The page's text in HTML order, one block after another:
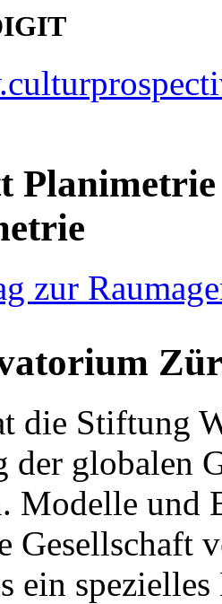
zur
die Stiftung
globalen
Modelle und
Gesellschaft
ein